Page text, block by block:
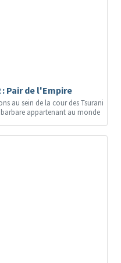
Pair de l'Empire
au sein de la cour des Tsurani
appartenant au monde